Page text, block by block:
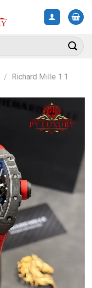
/ Richard Mille 1:1